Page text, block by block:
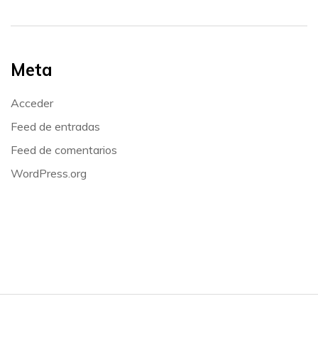
Meta
Acceder
Feed de entradas
Feed de comentarios
WordPress.org